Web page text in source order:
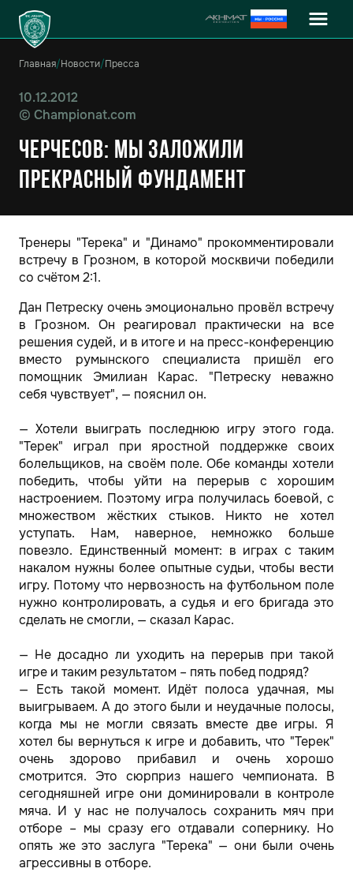
Главная/Новости/Пресса
10.12.2012
© Championat.com
Черчесов: мы заложили
прекрасный фундамент
Тренеры "Терека" и "Динамо" прокомментировали
встречу в Грозном, в которой москвичи победили
со счётом 2:1.
Дан Петреску очень эмоционально провёл встречу
в Грозном. Он реагировал практически на все
решения судей, и в итоге и на пресс-конференцию
вместо румынского специалиста пришёл его
помощник Эмилиан Карас. "Петреску неважно
себя чувствует", — пояснил он.
— Хотели выиграть последнюю игру этого года.
"Терек" играл при яростной поддержке своих
болельщиков, на своём поле. Обе команды хотели
победить, чтобы уйти на перерыв с хорошим
настроением. Поэтому игра получилась боевой, с
множеством жёстких стыков. Никто не хотел
уступать. Нам, наверное, немножко больше
повезло. Единственный момент: в играх с таким
накалом нужны более опытные судьи, чтобы вести
игру. Потому что нервозность на футбольном поле
нужно контролировать, а судья и его бригада это
сделать не смогли, — сказал Карас.
— Не досадно ли уходить на перерыв при такой
игре и таким результатом – пять побед подряд?
— Есть такой момент. Идёт полоса удачная, мы
выигрываем. А до этого были и неудачные полосы,
когда мы не могли связать вместе две игры. Я
хотел бы вернуться к игре и добавить, что "Терек"
очень здорово прибавил и очень хорошо
смотрится. Это сюрприз нашего чемпионата. В
сегодняшней игре они доминировали в контроле
мяча. И у нас не получалось сохранить мяч при
отборе – мы сразу его отдавали сопернику. Но
опять же это заслуга "Терека" — они были очень
агрессивны в отборе.